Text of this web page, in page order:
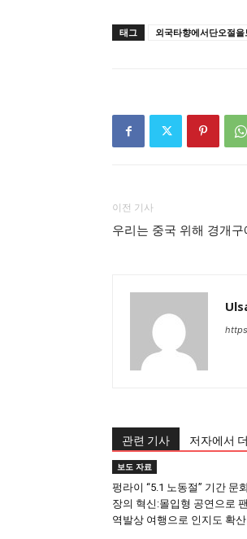
태그 외국타향에서단오절
이전 기사
우리는 중국 위해 경개
관련 기사 저자에서
보도 자료
펑라이 “5.1 노동절” 기간 문
장의 혁신:몰입형 공연으로
역발상 여행으로 인지도 확산